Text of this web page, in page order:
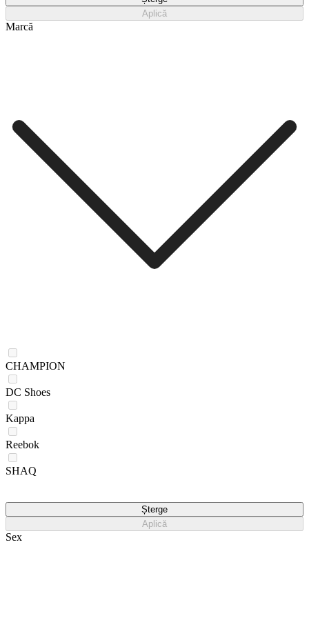
Aplică
Marcă
CHAMPION
DC Shoes
Kappa
Reebok
SHAQ
Șterge
Aplică
Sex